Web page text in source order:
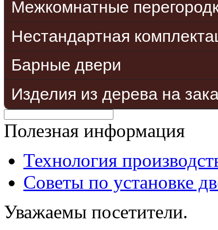
Межкомнатные
Нестандартная
Барные двери
Изделия из дерева на
Полезная информация
Технология
Советы по установке
Уважаемы посетители.